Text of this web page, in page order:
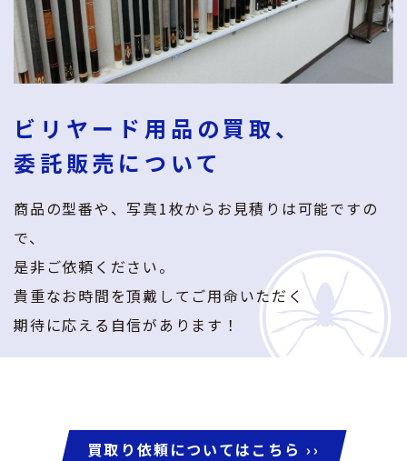
ビリヤード⽤品の買取、
委託販売について
商品の型番や、写真1枚からお⾒積りは可能ですの
で、
是非ご依頼ください。
貴重なお時間を頂戴してご用命いただく
期待に応える⾃信があります！
買取り依頼についてはこちら ››